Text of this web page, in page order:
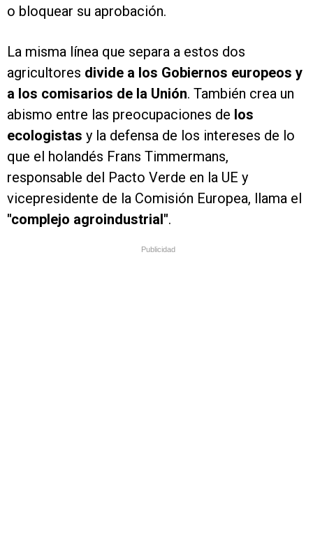
o bloquear su aprobación.
La misma línea que separa a estos dos
agricultores divide a los Gobiernos europeos y
a los comisarios de la Unión. También crea un
abismo entre las preocupaciones de los
ecologistas y la defensa de los intereses de lo
que el holandés Frans Timmermans,
responsable del Pacto Verde en la UE y
vicepresidente de la Comisión Europea, llama el
"complejo agroindustrial".
Publicidad